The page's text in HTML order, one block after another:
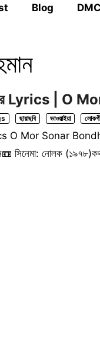
Blog
রে Lyrics | O
ছায়াছবি ভাওয়াইয়া
O Mor Sonar
সিনেমা: নোলক